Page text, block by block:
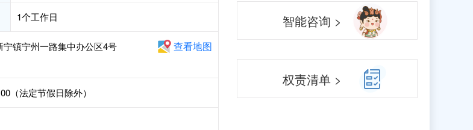
1个工作日
镇宁州一路集中办公区4号
查看地图
（法定节假日除外）
智能咨询 >
权责清单 >